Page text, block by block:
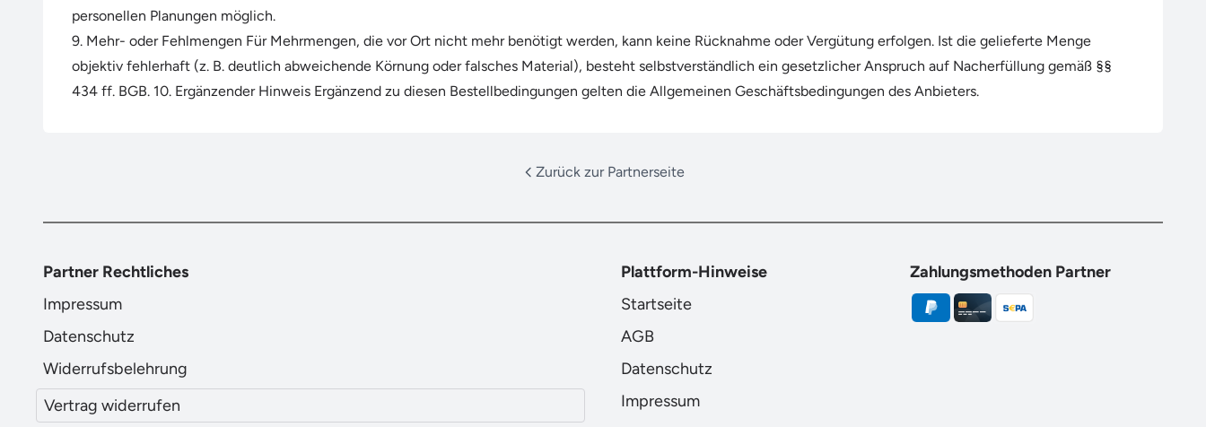
personellen Planungen möglich.
9. Mehr- oder Fehlmengen Für Mehrmengen, die vor Ort nicht mehr benötigt werden, kann keine Rücknahme oder Vergütung erfolgen. Ist die gelieferte Menge
objektiv fehlerhaft (z. B. deutlich abweichende Körnung oder falsches Material), besteht selbstverständlich ein gesetzlicher Anspruch auf Nacherfüllung gemäß §§
434 ff. BGB. 10. Ergänzender Hinweis Ergänzend zu diesen Bestellbedingungen gelten die Allgemeinen Geschäftsbedingungen des Anbieters.
Zurück zur Partnerseite
Partner Rechtliches
Impressum
Datenschutz
Widerrufsbelehrung
Vertrag widerrufen
Plattform-Hinweise
Startseite
AGB
Datenschutz
Impressum
Zahlungsmethoden Partner